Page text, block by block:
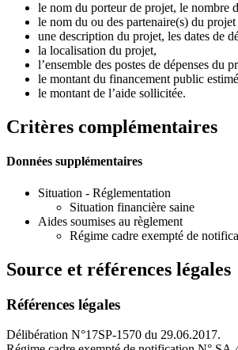
le nom du porteur de projet, le nombre
le nom du ou des partenaire(s) du
une description du projet, les dates de
la localisation du projet,
l’ensemble des postes de dépenses du
le montant du financement public
le montant de l’aide sollicitée.
Critères complémentaires
Données supplémentaires
Situation - Réglementation
Situation financière saine
Aides soumises au règlement
Régime cadre exempté de
Source et références légales
Références légales
Délibération N°17SP-1570 du 29.06.2017.